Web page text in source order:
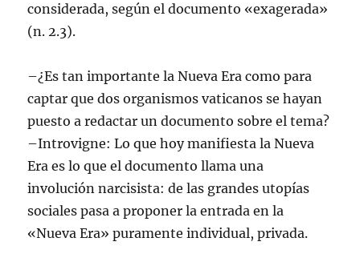
considerada, según el documento «exagerada»
(n. 2.3).
–¿Es tan importante la Nueva Era como para
captar que dos organismos vaticanos se hayan
puesto a redactar un documento sobre el tema?
–Introvigne: Lo que hoy manifiesta la Nueva
Era es lo que el documento llama una
involución narcisista: de las grandes utopías
sociales pasa a proponer la entrada en la
«Nueva Era» puramente individual, privada.